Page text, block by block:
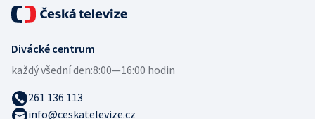
Divácké centrum
každý všední den:8:00—16:00 hodin
261 136 113
info@ceskatelevize.cz